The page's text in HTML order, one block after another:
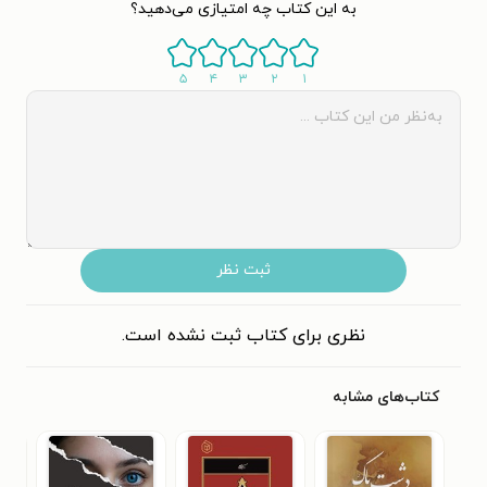
به این کتاب چه امتیازی می‌دهید؟
۱ ۲ ۳ ۴ ۵
ثبت نظر
نظری برای کتاب ثبت نشده است.
کتاب‌های مشابه